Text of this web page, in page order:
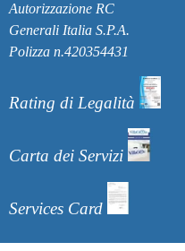
Autorizzazione RC
Generali Italia S.P.A.
Polizza n.420354431
Rating di Legalità
Carta dei Servizi
Services Card